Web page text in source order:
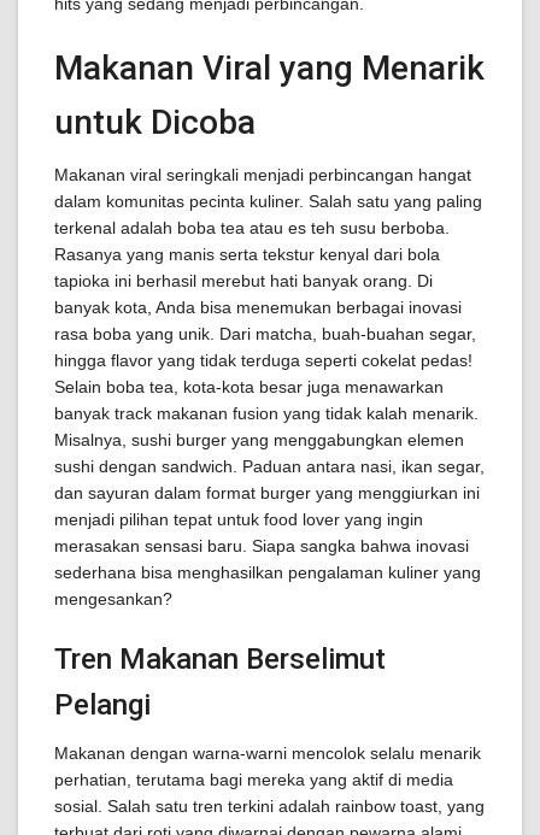
Makanan Viral yang Menarik
untuk Dicoba
Makanan viral seringkali menjadi perbincangan hangat
dalam komunitas pecinta kuliner. Salah satu yang paling
terkenal adalah boba tea atau es teh susu berboba.
Rasanya yang manis serta tekstur kenyal dari bola
tapioka ini berhasil merebut hati banyak orang. Di
banyak kota, Anda bisa menemukan berbagai inovasi
rasa boba yang unik. Dari matcha, buah-buahan segar,
hingga flavor yang tidak terduga seperti cokelat pedas!
Selain boba tea, kota-kota besar juga menawarkan
banyak track makanan fusion yang tidak kalah menarik.
Misalnya, sushi burger yang menggabungkan elemen
sushi dengan sandwich. Paduan antara nasi, ikan segar,
dan sayuran dalam format burger yang menggiurkan ini
menjadi pilihan tepat untuk food lover yang ingin
merasakan sensasi baru. Siapa sangka bahwa inovasi
sederhana bisa menghasilkan pengalaman kuliner yang
mengesankan?
Tren Makanan Berselimut
Pelangi
Makanan dengan warna-warni mencolok selalu menarik
perhatian, terutama bagi mereka yang aktif di media
sosial. Salah satu tren terkini adalah rainbow toast, yang